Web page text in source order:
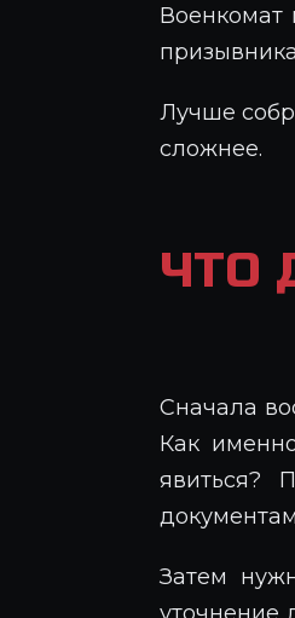
Военкомат
Лучше
сложнее.
ЧТО
Сначала
Как
явиться?
Затем